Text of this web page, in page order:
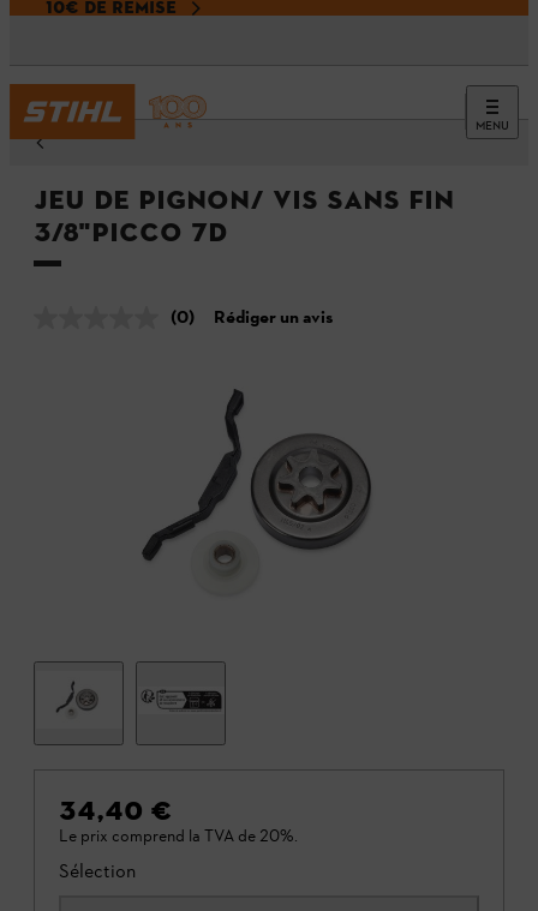
10€ DE REMISE
MENU
Jeu de pignon/ vis sans fin
3/8"Picco 7D
(0) Rédiger un avis
34,40 €
Le prix comprend la TVA de 20%.
Sélection